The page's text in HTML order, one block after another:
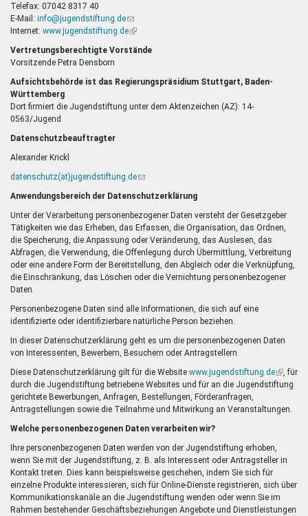
Telefax: 07042 8317 40
E-Mail: info@jugendstiftung.de(Link
sendet
Mail)
Internet: www.jugendstiftung.de(Link
extern)
Vertretungsberechtigte Vorstände
Vorsitzende Petra Densborn
Aufsichtsbehörde ist das Regierungspräsidium Stuttgart, Baden-
Württemberg
Dort firmiert die Jugendstiftung unter dem Aktenzeichen (AZ): 14-
0563/Jugend
Datenschutzbeauftragter
Alexander Krickl
datenschutz(at)jugendstiftung.de(Link
E-
Mail)
Anwendungsbereich der Datenschutzerklärung
Unter der Verarbeitung personenbezogener Daten versteht der Gesetzgeber
Tätigkeiten wie das Erheben, das Erfassen, die Organisation, das Ordnen,
die Speicherung, die Anpassung oder Veränderung, das Auslesen, das
Abfragen, die Verwendung, die Offenlegung durch Übermittlung, Verbreitung
oder eine andere Form der Bereitstellung, den Abgleich oder die Verknüpfung,
die Einschränkung, das Löschen oder die Vernichtung personenbezogener
Daten.
Personenbezogene Daten sind alle Informationen, die sich auf eine
identifizierte oder identifizierbare natürliche Person beziehen.
In dieser Datenschutzerklärung geht es um die personenbezogenen Daten
von Interessenten, Bewerbern, Besuchern oder Antragstellern.
Diese Datenschutzerklärung gilt für die Website www.jugendstiftung.de(Link
ist
, für
durch die Jugendstiftung betriebene Websites und für an die Jugendstiftung
gerichtete Bewerbungen, Anfragen, Bestellungen, Förderanfragen,
Antragstellungen sowie die Teilnahme und Mitwirkung an Veranstaltungen.
Welche personenbezogenen Daten verarbeiten wir?
Ihre personenbezogenen Daten werden von der Jugendstiftung erhoben,
wenn Sie mit der Jugendstiftung, z. B. als Interessent oder Antragsteller in
Kontakt treten. Dies kann beispielsweise geschehen, indem Sie sich für
einzelne Produkte interessieren, sich für Online-Dienste registrieren, sich über
Kommunikationskanäle an die Jugendstiftung wenden oder wenn Sie im
Rahmen bestehender Geschäftsbeziehungen Angebote und Dienstleistungen